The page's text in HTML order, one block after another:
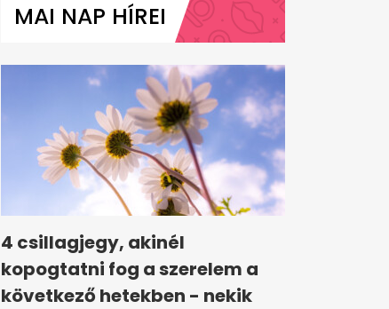
MAI NAP HÍREI
4 csillagjegy, akinél
kopogtatni fog a szerelem a
következő hetekben - nekik